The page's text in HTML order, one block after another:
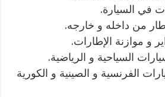
في السيارة.
من داخله و خارجه.
و موازنة الإطارات.
السياحية و الرياضية.
الفرنسية و الصينية و الكورية